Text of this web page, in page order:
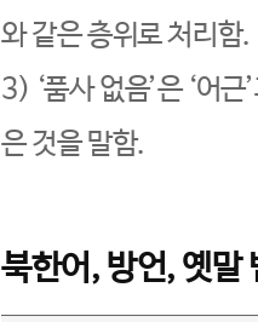
와 같은 층위로 처리함.
3) ‘품사 없음’은 ‘어
은 것을 말함.
북한어, 방언, 옛말